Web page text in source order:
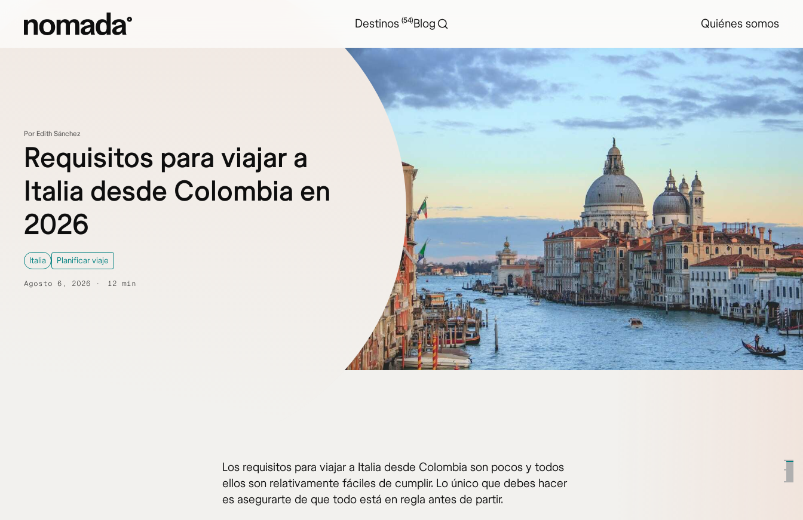
Destinos (54)Blog Quiénes somos
Por Edith Sánchez
Requisitos para viajar a
Italia desde Colombia en
2026
Italia Planificar viaje
Agosto 6, 2026 12 min
Los requisitos para viajar a Italia desde Colombia son pocos y todos
ellos son relativamente fáciles de cumplir. Lo único que debes hacer
es asegurarte de que todo está en regla antes de partir.